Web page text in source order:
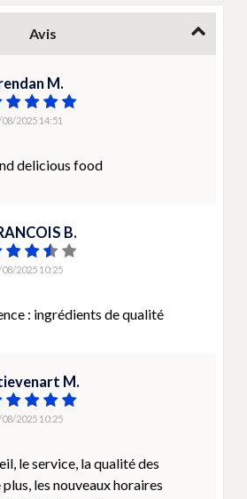
Avis
M.
2025 14:51
delicious food
B.
08/2025 10:25
: ingrédients de qualité
M.
08/2025 10:25
le service, la qualité des
les nouveaux horaires